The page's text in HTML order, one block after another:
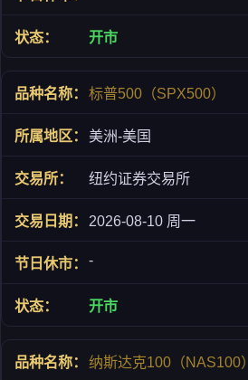
开市
标普500（SPX500）
美洲-美国
纽约证券交易所
2026-08-10 周一
-
开市
纳斯达克100（NAS100）